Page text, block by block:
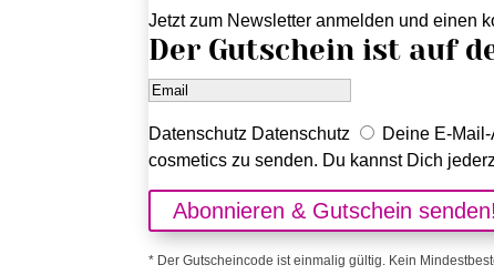
Jetzt zum Newsletter anmelden und einen
Der Gutschein ist auf
Datenschutz Datenschutz
Deine E-
cosmetics zu senden. Du kannst Dich
Abonnieren & Gutschein senden!
* Der Gutscheincode ist einmalig gültig. Kein